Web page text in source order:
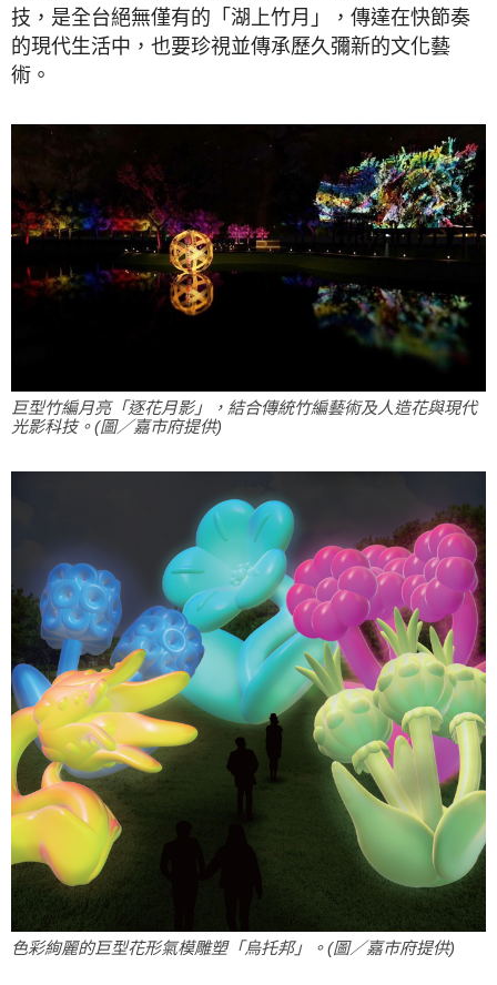
技，是全台絕無僅有的「湖上竹月」，傳達在快節奏
的現代生活中，也要珍視並傳承歷久彌新的文化藝
術。
巨型竹編月亮「逐花月影」，結合傳統竹編藝術及人造花與現代
光影科技。(圖／嘉市府提供)
色彩絢麗的巨型花形氣模雕塑「烏托邦」。(圖／嘉市府提供)